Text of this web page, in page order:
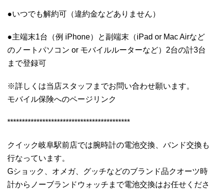
●いつでも解約可（違約金などありません）
●主端末1台（例 iPhone）と副端末（iPad or Mac Airなど
のノートパソコン or モバイルルーターなど）2台の計3台
まで登録可
※詳しくは当店スタッフまでお問い合わせ願います。
モバイル保険へのページリンク
******************************************
クイック岐阜駅前店では腕時計の電池交換、バンド交換も
行なっています。
Gショック、オメガ、グッチなどのブランド品クオーツ時
計からノーブランドウォッチまで電池交換はお任せくださ